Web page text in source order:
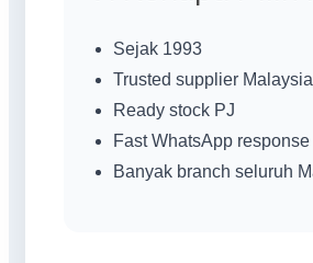
Sejak 1993
Trusted supplier Malaysia
Ready stock PJ
Fast WhatsApp response
Banyak branch seluruh